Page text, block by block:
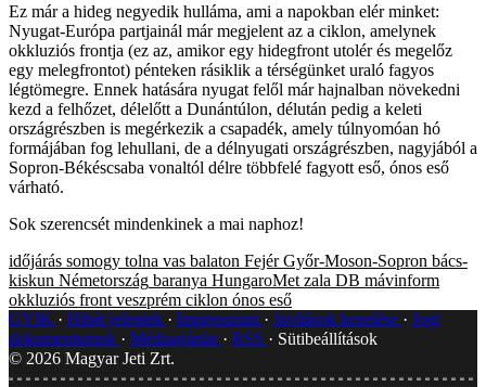
Ez már a hideg negyedik hulláma, ami a napokban elér minket:
Nyugat-Európa partjainál már megjelent az a ciklon, amelynek
okkluziós frontja (ez az, amikor egy hidegfront utolér és megelőz
egy melegfrontot) pénteken rásiklik a térségünket uraló fagyos
légtömegre. Ennek hatására nyugat felől már hajnalban növekedni
kezd a felhőzet, délelőtt a Dunántúlon, délután pedig a keleti
országrészben is megérkezik a csapadék, amely túlnyomóan hó
formájában fog lehullani, de a délnyugati országrészben, nagyjából a
Sopron-Békéscsaba vonaltól délre többfelé fagyott eső, ónos eső
várható.
Sok szerencsét mindenkinek a mai naphoz!
időjárás somogy tolna vas balaton Fejér Győr-Moson-Sopron bács-
kiskun Németország baranya HungaroMet zala DB mávinform
okkluziós front veszprém ciklon ónos eső
GYIK
Hibát jelentek Impresszum Javítások kezelése
Jogi
dokumentumok
Médiaajánlat RSS
Sütibeállítások
© 2026 Magyar Jeti Zrt.